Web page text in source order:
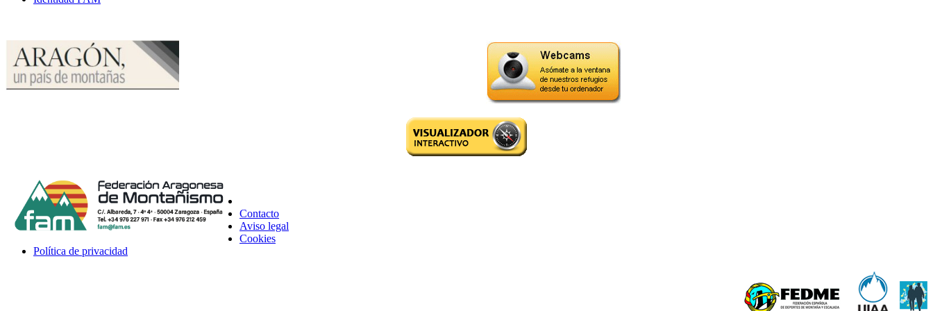
Contacto
Aviso legal
Cookies
Política de privacidad